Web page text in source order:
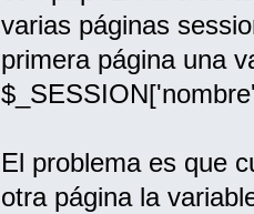
varias páginas
primera página una
El problema es que
otra página la